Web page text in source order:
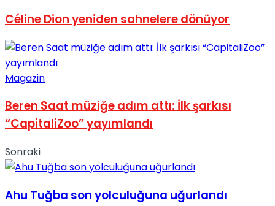
Céline Dion yeniden sahnelere dönüyor
Magazin
Beren Saat müziğe adım attı: İlk şarkısı
“CapitaliZoo” yayımlandı
Sonraki
Ahu Tuğba son yolculuğuna uğurlandı